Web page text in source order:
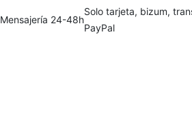
Mensajería 24-48h
Solo tarjeta, bizum,
PayPal